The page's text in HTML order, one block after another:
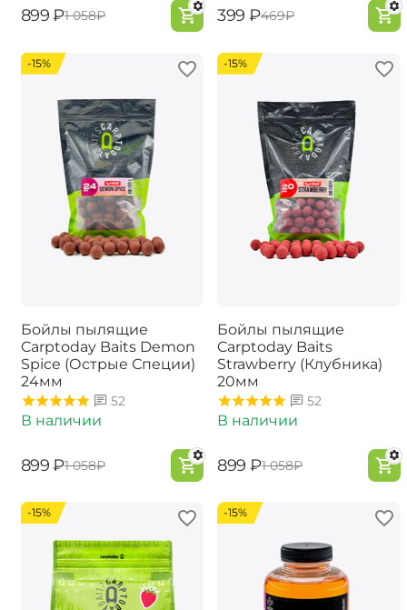
‍899‍ ₽‍1 058‍₽ ‍399‍ ₽‍469‍₽
-15%
Бойлы пылящие
Carptoday Baits Demon
Spice (Острые Специи)
24мм
52
В наличии
‍899‍ ₽‍1 058‍₽
-15%
Бойлы пылящие
Carptoday Baits
Strawberry (Клубника)
20мм
52
В наличии
‍899‍ ₽‍1 058‍₽
-15% -15%